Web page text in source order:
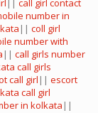
|| call girl contact
number in
|| coll girl
number with
|| call girls number
call girls
call girl || escort
call girl
in kolkata ||